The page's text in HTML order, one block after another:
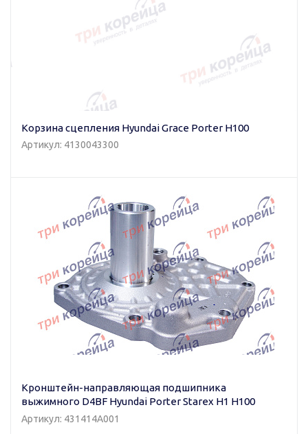
Корзина сцепления Hyundai Grace Porter H100
Артикул: 4130043300
Кронштейн-направляющая подшипника
выжимного D4BF Hyundai Porter Starex H1 H100
Артикул: 431414A001